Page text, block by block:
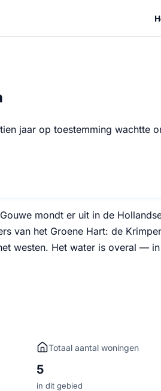
jaar op toestemming wachtte
mondt er uit in de
van het Groene Hart: de
westen. Het water is overal —
Totaal aantal woningen
5
in dit gebied